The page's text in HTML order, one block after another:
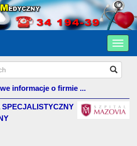
informacje o firmie ...